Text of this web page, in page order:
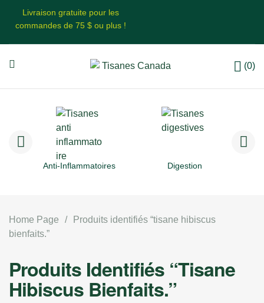
Livraison gratuite pour les
commandes de 75 $ ou plus !
(0)
Anti-Inflammatoires Digestion
Produits Identifiés “tisane
Hibiscus Bienfaits.”
Home Page /
Produits identifiés “tisane hibiscus
bienfaits.”